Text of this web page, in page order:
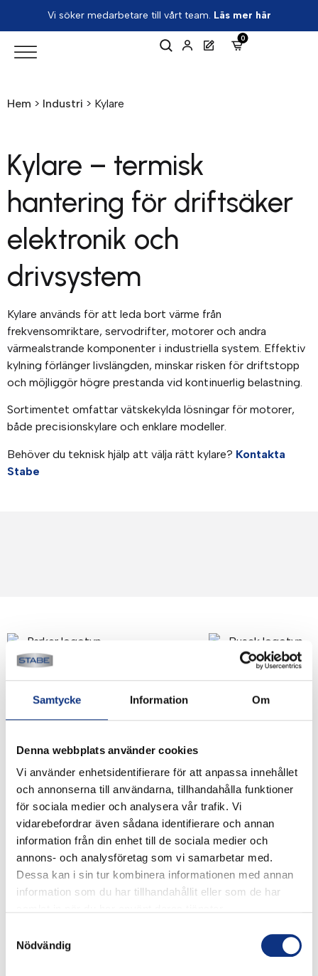
Samtycke Information Om
Denna webbplats använder cookies
Vi använder enhetsidentifierare för att anpassa innehållet
och annonserna till användarna, tillhandahålla funktioner
för sociala medier och analysera vår trafik. Vi
vidarebefordrar även sådana identifierare och annan
information från din enhet till de sociala medier och
annons- och analysföretag som vi samarbetar med.
Dessa kan i sin tur kombinera informationen med annan
information som du har tillhandahållit eller som de har
Nödvändig
Vi söker medarbetare till vårt team. Läs mer här
0
Hem > Industri > Kylare
Kylare – termisk
hantering för driftsäker
elektronik och
drivsystem
Kylare används för att leda bort värme från
frekvensomriktare, servodrifter, motorer och andra
värmealstrande komponenter i industriella system. Effektiv
kylning förlänger livslängden, minskar risken för driftstopp
och möjliggör högre prestanda vid kontinuerlig belastning.
Sortimentet omfattar vätskekylda lösningar för motorer,
både precisionskylare och enklare modeller.
Behöver du teknisk hjälp att välja rätt kylare? Kontakta
Stabe
Stabes nyhetsbrev
Signa upp dig på vår nyhetsbrev.
Genom att klicka på “Signa upp” dig bekräftar du